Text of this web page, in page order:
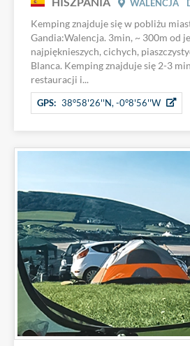
WALENCJA
Kemping znajduje się w pobliżu
Gandia:Walencja. 3min, ~ 300m od
najpięknieszych, cichych,
Blanca. Kemping znajduje się 2-3
restauracji i...
GPS: 38°58'26''N, -0°8'56''W